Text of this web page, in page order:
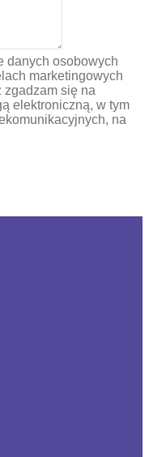
danych osobowych
marketingowych
zgadzam się na
elektroniczną, w tym
na